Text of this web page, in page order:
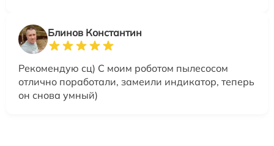
Блинов Константин
Рекомендую сц) С моим роботом пылесосом
отлично поработали, замеили индикатор, теперь
он снова умный)